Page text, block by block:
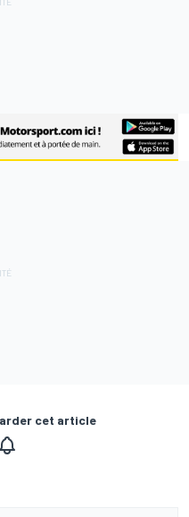
cet article